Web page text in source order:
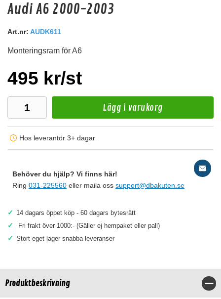
Audio System Z-EVO 0.75M
RCA kabel i OFC koppar. 0,75m lång.
Snabblager 1-3 dagar
Audi A6 2000-2003
Art.nr: AUDK611
Monteringsram för A6
495 kr/st
Lägg i varukorg
Hos leverantör 3+ dagar
Behöver du hjälp? Vi finns här!
Ring 031-225560 eller maila oss support@dbakuten.se
✓ 14 dagars öppet köp - 60 dagars bytesrätt
✓ Fri frakt över 1000:- (Gäller ej hempaket eller pall)
✓ Stort eget lager snabba leveranser
Produktbeskrivning